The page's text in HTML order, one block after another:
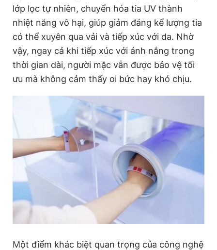
lớp lọc tự nhiên, chuyển hóa tia UV thành
nhiệt năng vô hại, giúp giảm đáng kể lượng tia
có thể xuyên qua vải và tiếp xúc với da. Nhờ
vậy, ngay cả khi tiếp xúc với ánh nắng trong
thời gian dài, người mặc vẫn được bảo vệ tối
ưu mà không cảm thấy oi bức hay khó chịu.
Một điểm khác biệt quan trọng của công nghệ